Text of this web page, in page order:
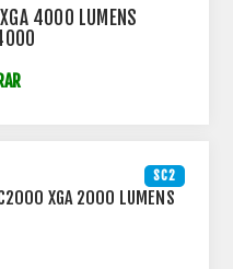
4000 LUMENS
SC2